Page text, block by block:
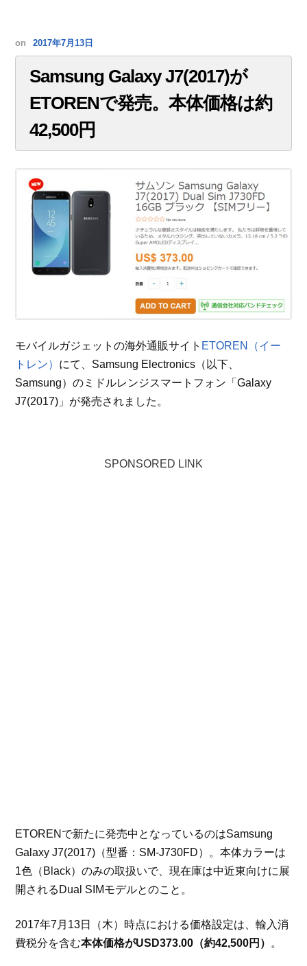
on 2017年7月13日
Samsung Galaxy J7(2017)が
ETORENで発売。本体価格は約
42,500円
モバイルガジェットの海外通販サイト ETOREN（イー
トレン） にて、Samsung Electronics（以下、
Samsung）のミドルレンジスマートフォン「Galaxy
J7(2017)」が発売されました。
SPONSORED LINK
ETORENで新たに発売中となっているのはSamsung
Galaxy J7(2017)（型番：SM-J730FD）。本体カラーは
1色（Black）のみの取扱いで、現在庫は中近東向けに展
開されるDual SIMモデルとのこと。
2017年7月13日（木）時点における価格設定は、輸入消
費税分を含む本体価格がUSD373.00（約42,500円） 。